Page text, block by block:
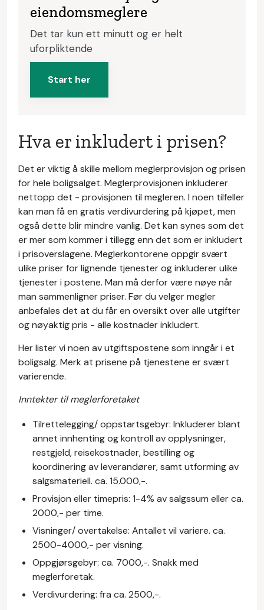
eiendomsmeglere
Det tar kun ett minutt og er helt
uforpliktende
Start her
Hva er inkludert i prisen?
Det er viktig å skille mellom meglerprovisjon og prisen
for hele boligsalget. Meglerprovisjonen inkluderer
nettopp det - provisjonen til megleren. I noen tilfeller
kan man få en gratis verdivurdering på kjøpet, men
også dette blir mindre vanlig. Det kan synes som det
er mer som kommer i tillegg enn det som er inkludert
i prisoverslagene. Meglerkontorene oppgir svært
ulike priser for lignende tjenester og inkluderer ulike
tjenester i postene. Man må derfor være nøye når
man sammenligner priser. Før du velger megler
anbefales det at du får en oversikt over alle utgifter
og nøyaktig pris - alle kostnader inkludert.
Her lister vi noen av utgiftspostene som inngår i et
boligsalg. Merk at prisene på tjenestene er svært
varierende.
Inntekter til meglerforetaket
Tilrettelegging/ oppstartsgebyr: Inkluderer blant
annet innhenting og kontroll av opplysninger,
restgjeld, reisekostnader, bestilling og
koordinering av leverandører, samt utforming av
salgsmateriell. ca. 15.000,-.
Provisjon eller timepris: 1-4% av salgssum eller ca.
2000,- per time.
Visninger/ overtakelse: Antallet vil variere. ca.
2500-4000,- per visning.
Oppgjørsgebyr: ca. 7000,-. Snakk med
meglerforetak.
Verdivurdering: fra ca. 2500,-.